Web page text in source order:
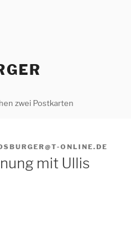
zwei Postkarten
ONLINE.DE
mit Ullis